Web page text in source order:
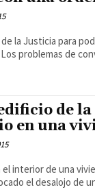
la Justicia para
problemas de
de
en una
interior de una
el desalojo de